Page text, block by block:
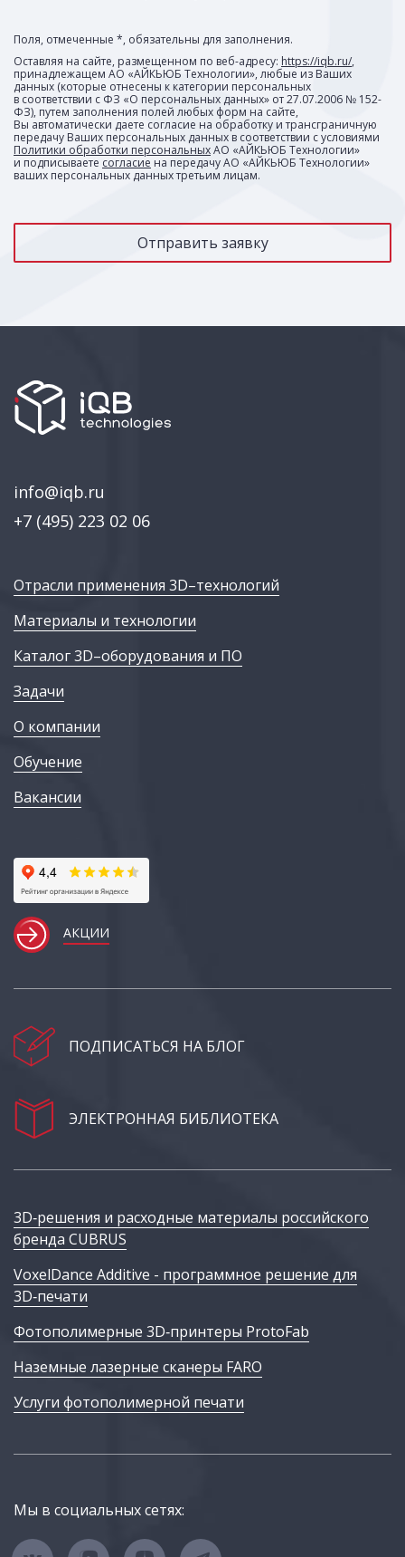
Поля, отмеченные *, обязательны для заполнения.
Оставляя на сайте, размещенном по веб-адресу: https://iqb.ru/,
принадлежащем АО «АЙКЬЮБ Технологии», любые из Ваших
данных (которые отнесены к категории персональных
в соответствии с ФЗ «О персональных данных» от 27.07.2006 № 152-
ФЗ), путем заполнения полей любых форм на сайте,
Вы автоматически даете согласие на обработку и трансграничную
передачу Ваших персональных данных в соответствии с условиями
Политики обработки персональныхАО «АЙКЬЮБ Технологии»
и подписываете согласие на передачу АО «АЙКЬЮБ Технологии»
ваших персональных данных третьим лицам.
info@iqb.ru
+7 (495) 223 02 06
Отрасли применения 3D–технологий
Материалы и технологии
Каталог 3D–оборудования и ПО
Задачи
О компании
Обучение
Вакансии
АКЦИИ
ПОДПИСАТЬСЯ НА БЛОГ
ЭЛЕКТРОННАЯ БИБЛИОТЕКА
3D‑решения и расходные материалы российского
бренда CUBRUS
VoxelDance Additive - программное решение для
3D‑печати
Фотополимерные 3D‑принтеры ProtoFab
Наземные лазерные сканеры FARO
Услуги фотополимерной печати
Мы в социальных сетях: